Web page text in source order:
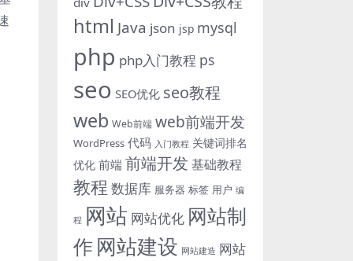
html Java json jsp mysql
php php入门教程 ps
seo SEO优化 seo教程
web Web前端 web前端开发
WordPress 代码 入门教程 关键词排名
优化 前端 前端开发 基础教程
教程 数据库 服务器 标签 用户 编
程 网站 网站优化 网站制
作 网站建设 网站建造 网站